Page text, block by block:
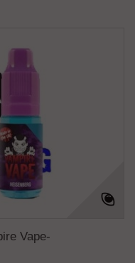
Vape-